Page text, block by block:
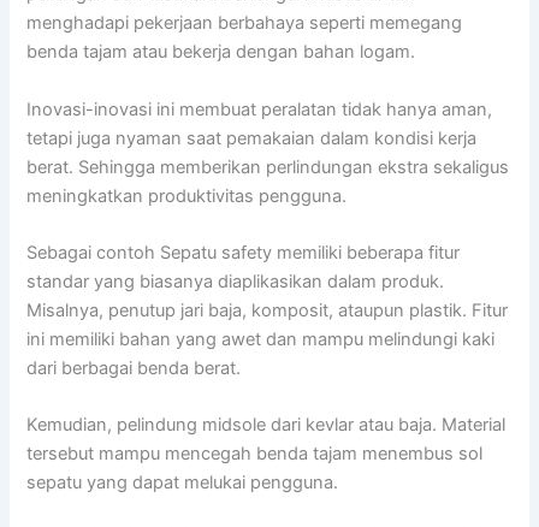
menghadapi pekerjaan berbahaya seperti memegang
benda tajam atau bekerja dengan bahan logam.
Inovasi-inovasi ini membuat peralatan tidak hanya aman,
tetapi juga nyaman saat pemakaian dalam kondisi kerja
berat. Sehingga memberikan perlindungan ekstra sekaligus
meningkatkan produktivitas pengguna.
Sebagai contoh Sepatu safety memiliki beberapa fitur
standar yang biasanya diaplikasikan dalam produk.
Misalnya, penutup jari baja, komposit, ataupun plastik. Fitur
ini memiliki bahan yang awet dan mampu melindungi kaki
dari berbagai benda berat.
Kemudian, pelindung midsole dari kevlar atau baja. Material
tersebut mampu mencegah benda tajam menembus sol
sepatu yang dapat melukai pengguna.